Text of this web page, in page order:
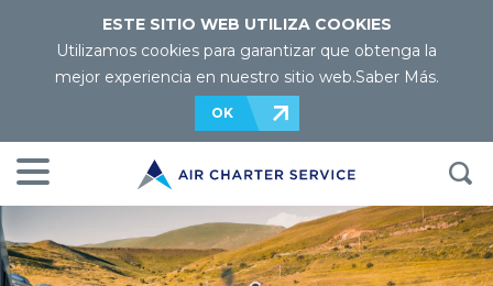
ESTE SITIO WEB UTILIZA COOKIES
Utilizamos cookies para garantizar que obtenga la
mejor experiencia en nuestro sitio web.Saber Más.
OK